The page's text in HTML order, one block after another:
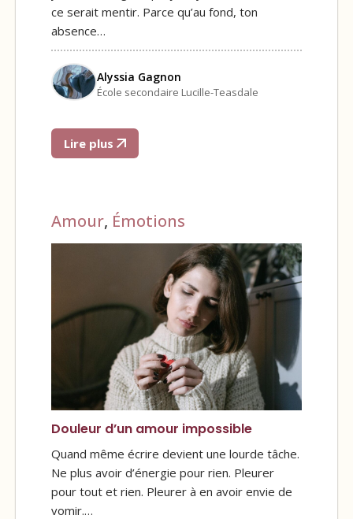
ce serait mentir. Parce qu’au fond, ton
absence…
Alyssia Gagnon
École secondaire Lucille-Teasdale
Lire plus
Amour, Émotions
Douleur d’un amour impossible
Quand même écrire devient une lourde tâche.
Ne plus avoir d’énergie pour rien. Pleurer
pour tout et rien. Pleurer à en avoir envie de
vomir.…